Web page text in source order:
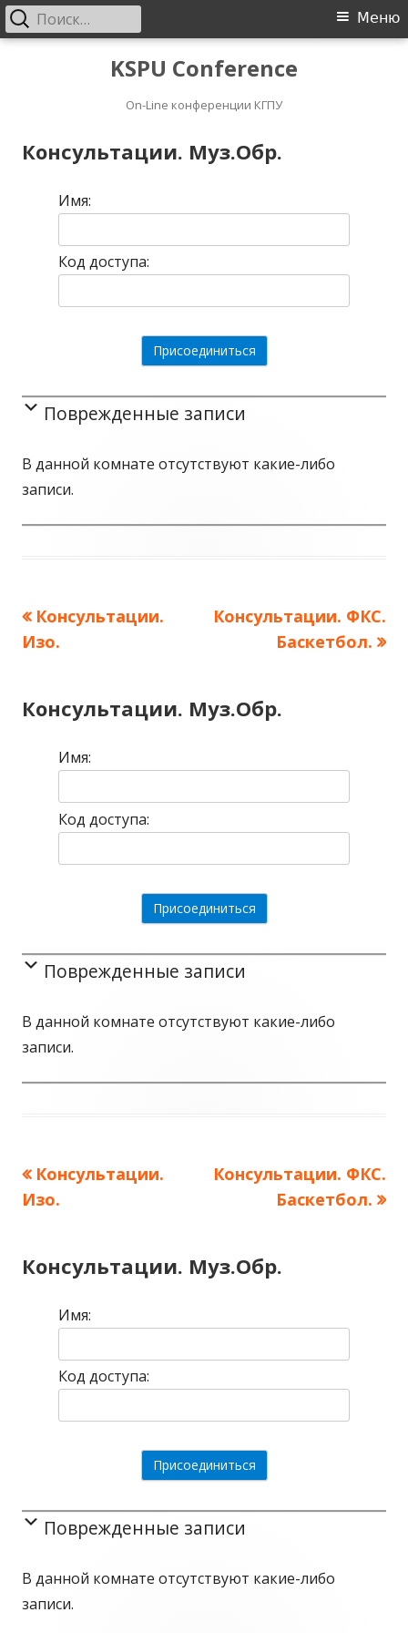
KSPU Conference
On-Line конференции КГПУ
Основное
Меню
Найти:
Консультации. Муз.Обр.
Имя:
Код доступа:
Поврежденные записи
В данной комнате отсутствуют какие-либо
записи.
Навигация
записям
Предыдущая
запись:
Консультации.
Изо.
Следующая
Консультации. ФКС.
Баскетбол.
Консультации. Муз.Обр.
Имя:
Код доступа:
Поврежденные записи
В данной комнате отсутствуют какие-либо
записи.
Навигация
записям
Предыдущая
запись:
Консультации.
Изо.
Следующая
Консультации. ФКС.
Баскетбол.
Консультации. Муз.Обр.
Имя:
Код доступа:
Поврежденные записи
В данной комнате отсутствуют какие-либо
записи.